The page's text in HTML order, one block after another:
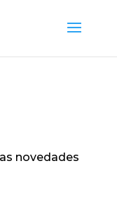
novedades